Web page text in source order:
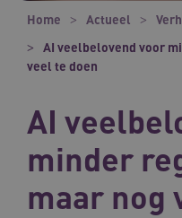
Home Actueel
AI veelbelovend voor
veel te doen
AI
minder
maar nog